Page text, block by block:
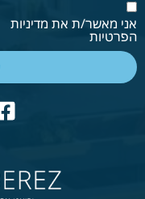
אני מאשר/ת את מדיניות
הפרטיות